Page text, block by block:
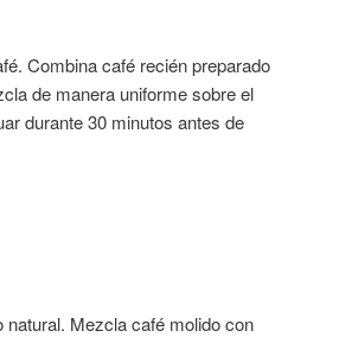
Combina café recién preparado
de manera uniforme sobre el
durante 30 minutos antes de
Mezcla café molido con